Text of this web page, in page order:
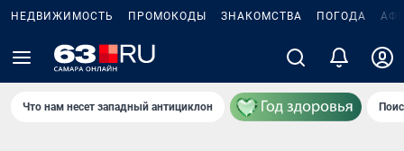
НЕДВИЖИМОСТЬ ПРОМОКОДЫ ЗНАКОМСТВА ПОГОДА
Что нам несет западный антициклон